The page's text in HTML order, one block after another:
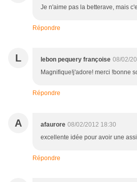
Je n'aime pas la betterave, mais
Répondre
L lebon pequery françoise 08/02/
Magnifique!j'adore! merci !bonne
Répondre
A afaurore 08/02/2012 18:30
excellente idée pour avoir une
Répondre